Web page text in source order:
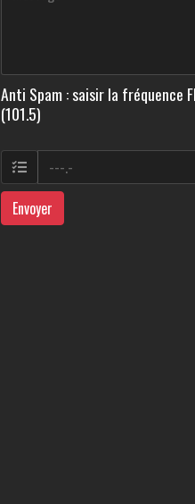
Anti Spam : saisir la fréquence
(101.5)
Envoyer